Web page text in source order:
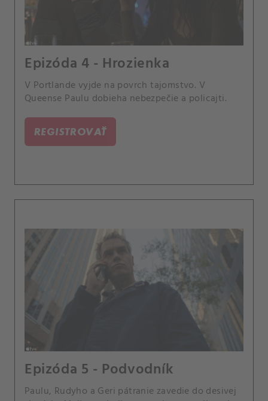
Epizóda 4 - Hrozienka
V Portlande vyjde na povrch tajomstvo. V
Queense Paulu dobieha nebezpečie a policajti.
REGISTROVAŤ
Epizóda 5 - Podvodník
Paulu, Rudyho a Geri pátranie zavedie do desivej